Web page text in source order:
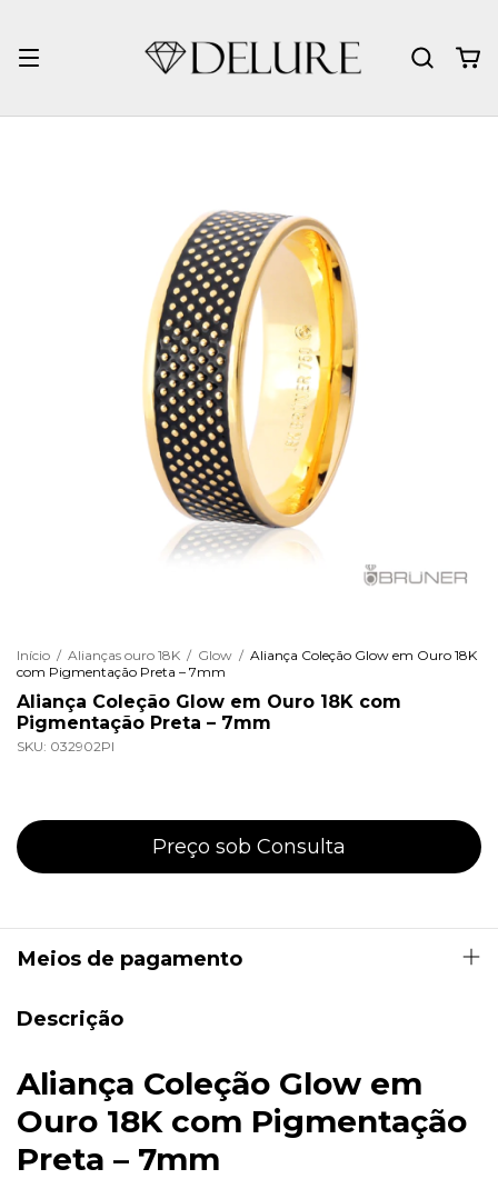
Início / Alianças ouro 18K / Glow / Aliança Coleção Glow em Ouro 18K
com Pigmentação Preta – 7mm
Aliança Coleção Glow em Ouro 18K com
Pigmentação Preta – 7mm
SKU: 032902PI
Meios de pagamento
Descrição
Aliança Coleção Glow em
Ouro 18K com Pigmentação
Preta – 7mm